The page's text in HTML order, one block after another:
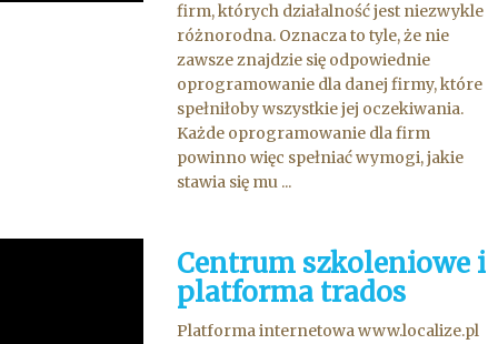
firm, których działalność jest niezwykle
różnorodna. Oznacza to tyle, że nie
zawsze znajdzie się odpowiednie
oprogramowanie dla danej firmy, które
spełniłoby wszystkie jej oczekiwania.
Każde oprogramowanie dla firm
powinno więc spełniać wymogi, jakie
stawia się mu ...
Centrum szkoleniowe i
platforma trados
Platforma internetowa www.localize.pl